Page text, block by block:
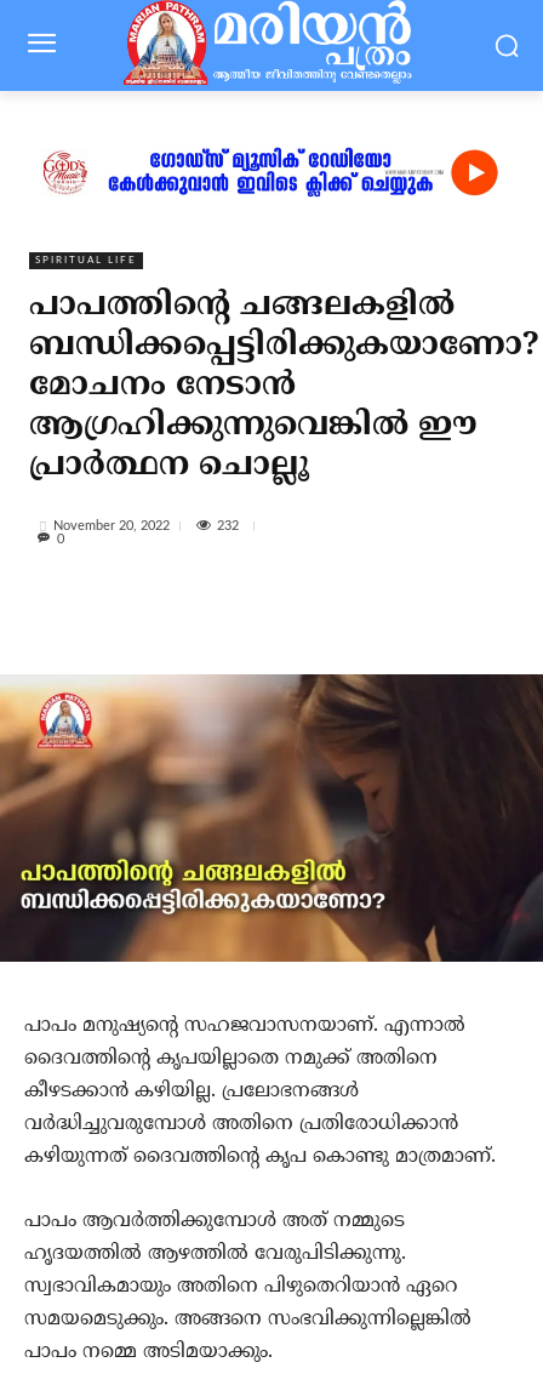
SPIRITUAL LIFE
പാപത്തിന്റെ ചങ്ങലകളില്‍
ബന്ധിക്കപ്പെട്ടിരിക്കുകയാണോ?
മോചനം നേടാന്‍
ആഗ്രഹിക്കുന്നുവെങ്കില്‍ ഈ
പ്രാര്‍ത്ഥന ചൊല്ലൂ
November 20, 2022
232
0
പാപം മനുഷ്യന്റെ സഹജവാസനയാണ്. എന്നാല്‍
ദൈവത്തിന്റെ കൃപയില്ലാതെ നമുക്ക് അതിനെ
കീഴടക്കാന്‍ കഴിയില്ല. പ്രലോഭനങ്ങള്‍
വര്‍ദ്ധിച്ചുവരുമ്പോള്‍ അതിനെ പ്രതിരോധിക്കാന്‍
കഴിയുന്നത് ദൈവത്തിന്റെ കൃപ കൊണ്ടു മാത്രമാണ്.
പാപം ആവര്‍ത്തിക്കുമ്പോള്‍ അത് നമ്മുടെ
ഹൃദയത്തില്‍ ആഴത്തില്‍ വേരുപിടിക്കുന്നു.
സ്വഭാവികമായും അതിനെ പിഴുതെറിയാന്‍ ഏറെ
സമയമെടുക്കും. അങ്ങനെ സംഭവിക്കുന്നില്ലെങ്കില്‍
പാപം നമ്മെ അടിമയാക്കും.